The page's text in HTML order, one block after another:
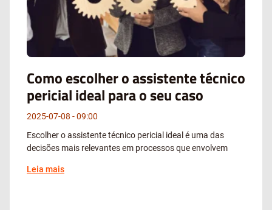
Como escolher o assistente técnico
pericial ideal para o seu caso
2025-07-08
09:00
Escolher o assistente técnico pericial ideal é uma das
decisões mais relevantes em processos que envolvem
Leia mais